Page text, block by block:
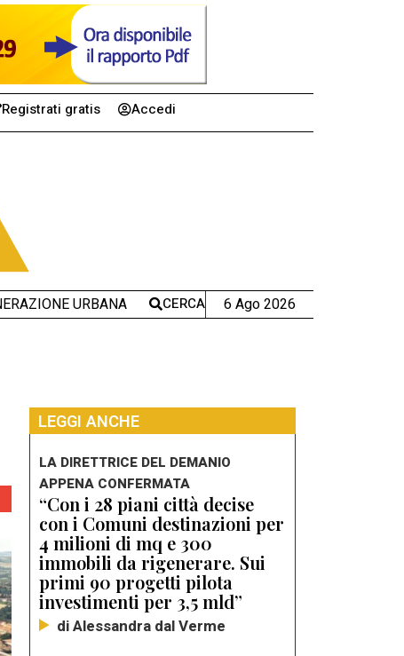
Registrati gratis Accedi
URBANA CERCA 6 Ago 2026
LEGGI ANCHE
LA DIRETTRICE DEL DEMANIO
APPENA CONFERMATA
“Con i 28 piani città decise
con i Comuni destinazioni per
4 milioni di mq e 300
immobili da rigenerare. Sui
primi 90 progetti pilota
investimenti per 3,5 mld”
di Alessandra dal Verme